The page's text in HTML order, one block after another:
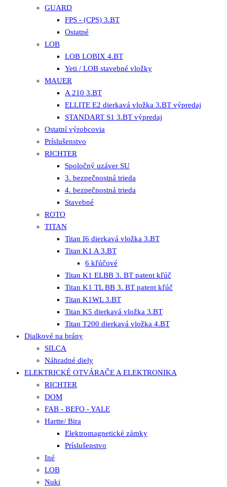
GUARD
FPS - (CPS) 3.BT
Ostatné
LOB
LOB LOBIX 4.BT
Yeti / LOB stavebné vložky
MAUER
A 210 3.BT
ELLITE E2 dierkavá vložka 3.BT výpredaj
STANDART S1 3.BT výpredaj
Ostatní výrobcovia
Príslušenstvo
RICHTER
Spoločný uzáver SU
3. bezpečnostná trieda
4. bezpečnostná trieda
Stavebné
ROTO
TITAN
Titan I6 dierkavá vložka 3.BT
Titan K1 A 3.BT
6 kľúčové
Titan K1 ELBB 3. BT patent kľúč
Titan K1 TL BB 3. BT patent kľúč
Titan K1WL 3.BT
Titan K5 dierkavá vložka 3.BT
Titan T200 dierkavá vložka 4.BT
Dialkové na brány
SILCA
Náhradné diely
ELEKTRICKÉ OTVÁRAČE A ELEKTRONIKA
RICHTER
DOM
FAB - BEFO - YALE
Hartte/ Bira
Elektromagnetické zámky
Príslušenstvo
Iné
LOB
Nuki